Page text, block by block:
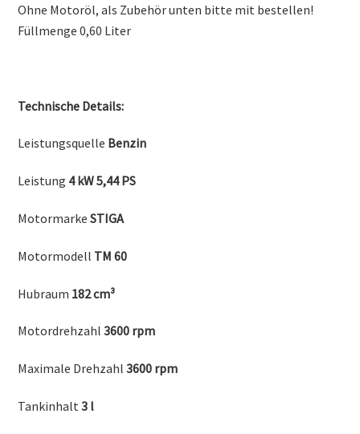
Ohne Motoröl, als Zubehör unten bitte mit bestellen!
Füllmenge 0,60 Liter
Technische Details:
Leistungsquelle Benzin
Leistung 4 kW 5,44 PS
MotormarkeSTIGA
Motormodell TM 60
Hubraum 182 cm³
Motordrehzahl3600 rpm
Maximale Drehzahl3600 rpm
Tankinhalt3 l